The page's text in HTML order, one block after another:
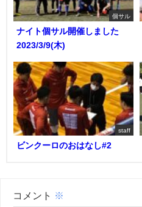
個サル
ナイト個サル開催しました
2023/3/9(木)
staff
ビンクーロのおはなし#2
コメント ※